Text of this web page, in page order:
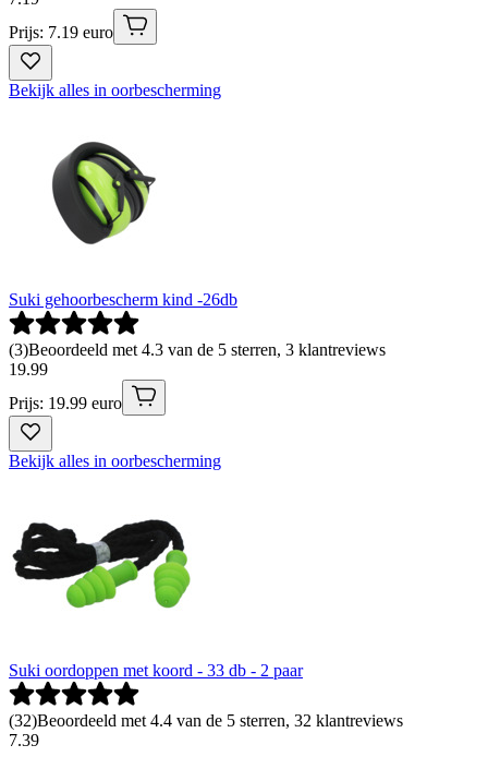
Prijs: 7.19 euro
Bekijk alles in oorbescherming
Suki gehoorbescherm kind -26db
(3)Beoordeeld met 4.3 van de 5 sterren, 3 klantreviews
19.99
Prijs: 19.99 euro
Bekijk alles in oorbescherming
Suki oordoppen met koord - 33 db - 2 paar
(32)Beoordeeld met 4.4 van de 5 sterren, 32 klantreviews
7.39